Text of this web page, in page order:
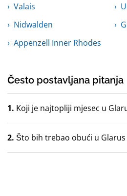
Valais
Nidwalden
Appenzell Inner Rhodes
Često postavljana pitanja
1. Koji je najtopliji mjesec u
2. Što bih trebao obući u Glarus